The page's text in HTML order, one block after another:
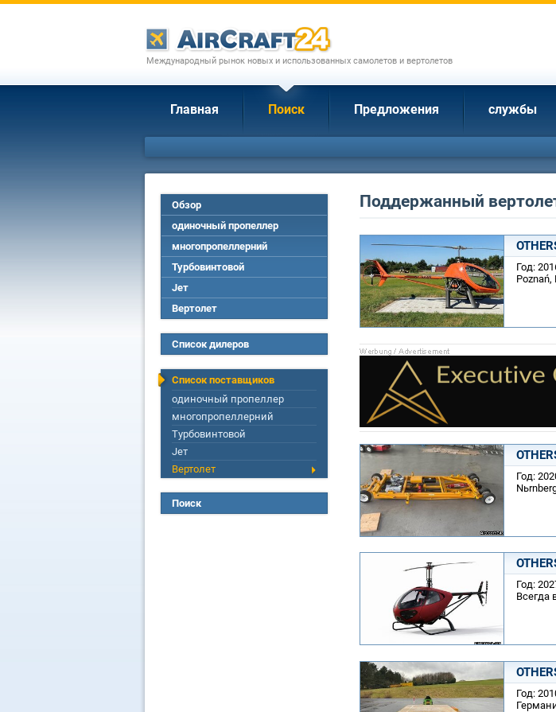
Международный рынок новых и использованных самолетов и вертолетов
Главная Поиск Предложения службы
Обзор
одиночный пропеллер
многопропеллерний
Турбовинтовой
Jет
Вертолет
Список дилеров
Список поставщиков
одиночный пропеллер
многопропеллерний
Турбовинтовой
Jет
Вертолет
Поиск
Поддержанный
Год:
Poznań,
Год:
Год:
Всегда
Год: